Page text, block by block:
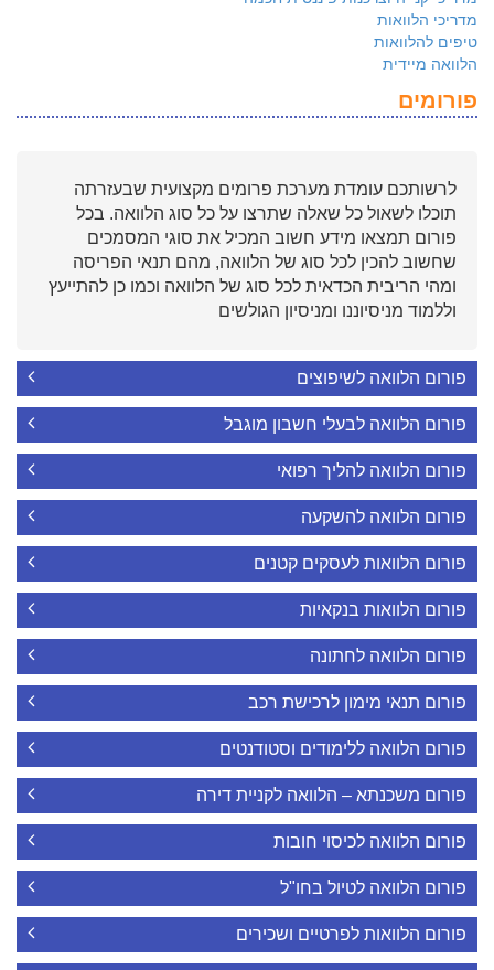
מדריכי הלוואות
טיפים להלוואות
הלוואה מיידית
פורומים
לרשותכם עומדת מערכת פרומים מקצועית שבעזרתה
תוכלו לשאול כל שאלה שתרצו על כל סוג הלוואה. בכל
פורום תמצאו מידע חשוב המכיל את סוגי המסמכים
שחשוב להכין לכל סוג של הלוואה, מהם תנאי הפריסה
ומהי הריבית הכדאית לכל סוג של הלוואה וכמו כן להתייעץ
וללמוד מניסיוננו ומניסיון הגולשים
פורום הלוואה לשיפוצים
פורום הלוואה לבעלי חשבון מוגבל
פורום הלוואה להליך רפואי
פורום הלוואה להשקעה
פורום הלוואות לעסקים קטנים
פורום הלוואות בנקאיות
פורום הלוואה לחתונה
פורום תנאי מימון לרכישת רכב
פורום הלוואה ללימודים וסטודנטים
פורום משכנתא – הלוואה לקניית דירה
פורום הלוואה לכיסוי חובות
פורום הלוואה לטיול בחו"ל
פורום הלוואות לפרטיים ושכירים